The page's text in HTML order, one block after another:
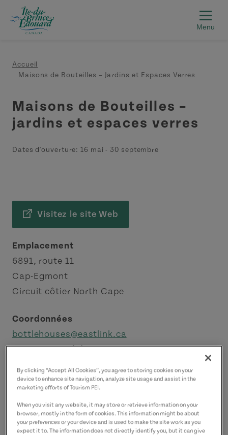
Aller au contenu principal
Fil d'Ariane
Accueil
Maisons de Bouteilles – Jardins et Espaces Verres
Maisons de Bouteilles –
jardins et espaces verres
Dates d'ouverture:16 mai -30 septembre
Visitez le site Web
Emplacement
6891, route 11
Cap-Egmont
Circuit côtier North Cape
Coordonnées
bottlehouses@eastlink.ca
9028542987(P)
By clicking “Accept All Cookies”, you agree to storing cookies on your
device to enhance site navigation, analyze site usage and assist in the
marketing efforts of Tourism PEI.
When you visit any website, it may store or retrieve information on your
browser, mostly in the form of cookies. This information might be about
your preferences or your device and is used to make the site work as you
expect it to. The information does not directly identify you, but it can give